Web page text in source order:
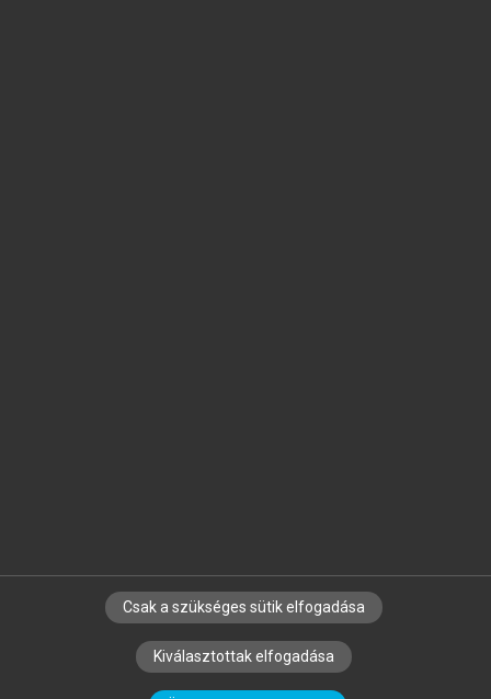
SZERZŐKNEK CÉGEKNEK KÖNYVTÁROSOKNAK
SZERKESZTÉSI ÉS LEKTORÁLÁSI ALAPELVEK
Csak a szükséges sütik elfogadása
Kiválasztottak elfogadása